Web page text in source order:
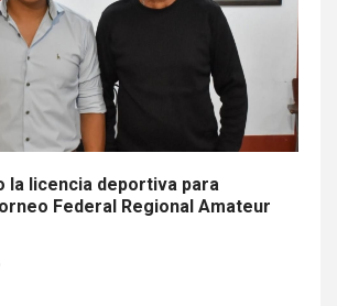
la licencia deportiva para
Federal Regional Amateur